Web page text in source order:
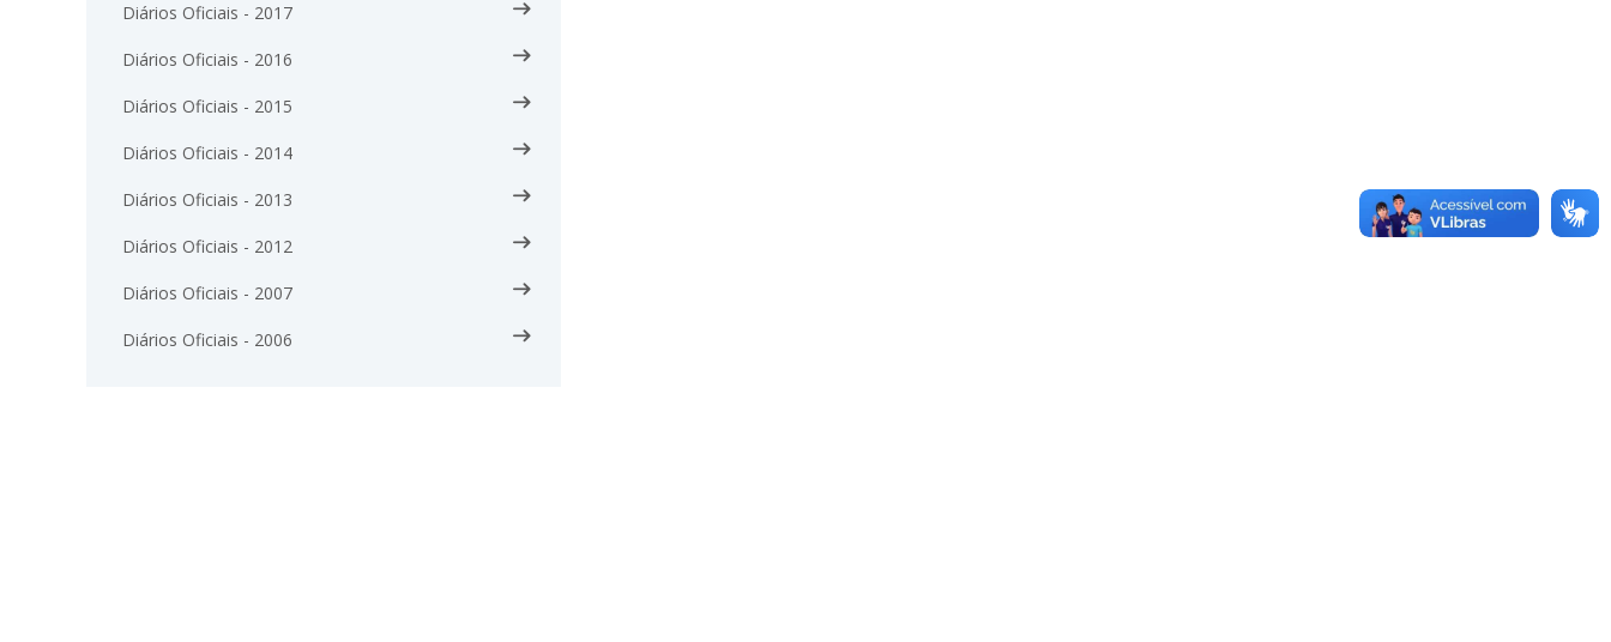
Diários Oficiais - 2017
Diários Oficiais - 2016
Diários Oficiais - 2015
Diários Oficiais - 2014
Diários Oficiais - 2013
Diários Oficiais - 2012
Diários Oficiais - 2007
Diários Oficiais - 2006